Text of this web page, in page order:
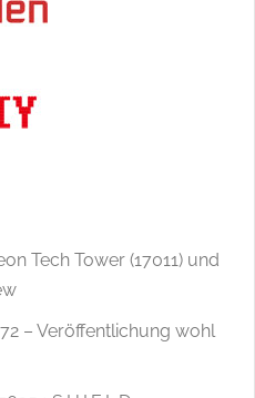
Tech Tower (17011) und
– Veröffentlichung wohl